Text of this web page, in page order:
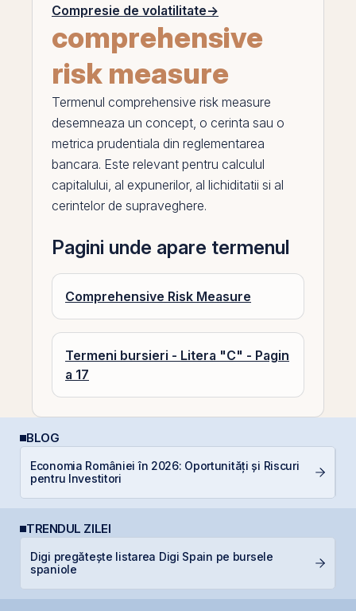
Compresie de volatilitate→
comprehensive
risk measure
Termenul comprehensive risk measure
desemneaza un concept, o cerinta sau o
metrica prudentiala din reglementarea
bancara. Este relevant pentru calculul
capitalului, al expunerilor, al lichiditatii si al
cerintelor de supraveghere.
Pagini unde apare termenul
Comprehensive Risk Measure
Termeni bursieri - Litera "C" - Pagin
a 17
BLOG
Economia României în 2026: Oportunități și Riscuri
pentru Investitori
TRENDUL ZILEI
Digi pregătește listarea Digi Spain pe bursele
spaniole